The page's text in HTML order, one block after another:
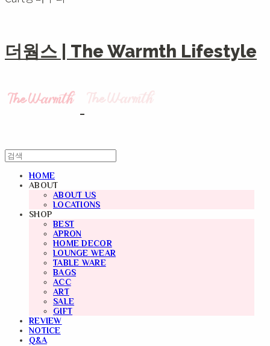
더웜스 | The Warmth Lifestyle
HOME
ABOUT
ABOUT US
LOCATIONS
SHOP
BEST
APRON
HOME DECOR
LOUNGE WEAR
TABLE WARE
BAGS
ACC
ART
SALE
GIFT
REVIEW
NOTICE
Q&A